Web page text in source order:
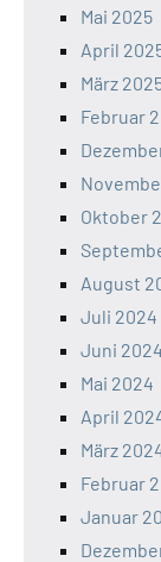
Mai 2025
April
März
Februar
Oktober
August
Juli 2024
Juni 2024
Mai 2024
April
März
Februar
Januar